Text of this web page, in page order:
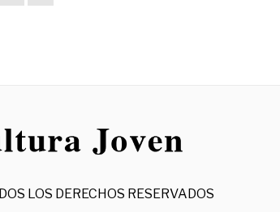
LOS DERECHOS RESERVADOS